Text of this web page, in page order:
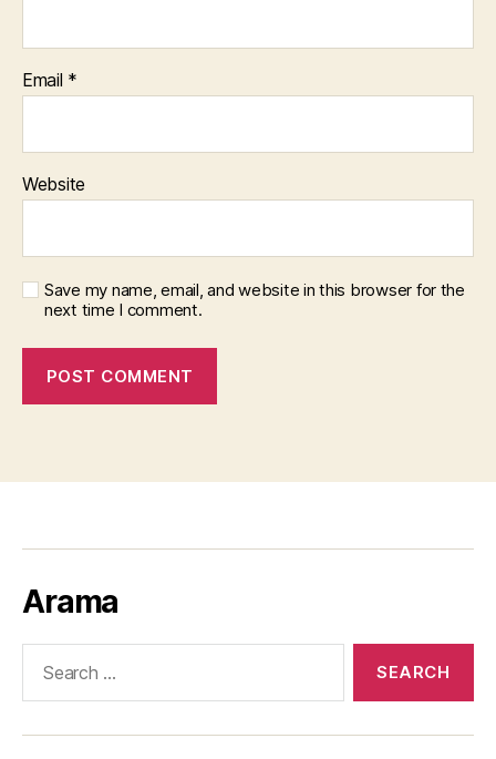
Email *
Website
Save my name, email, and website in this browser for the
next time I comment.
Arama